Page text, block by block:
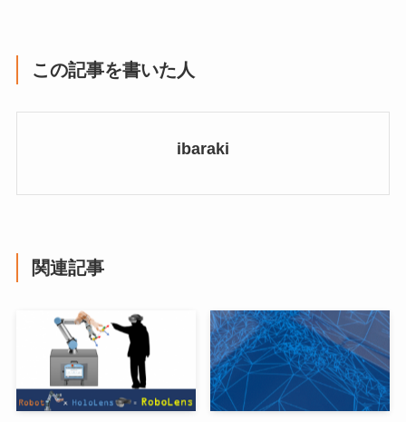
この記事を書いた人
ibaraki
関連記事